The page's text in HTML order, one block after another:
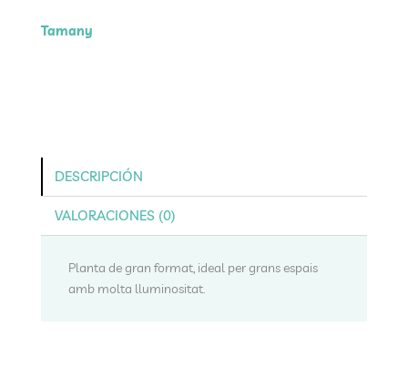
Tamany
DESCRIPCIÓN
VALORACIONES (0)
Planta de gran format, ideal per grans espais
amb molta lluminositat.